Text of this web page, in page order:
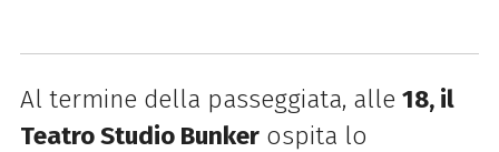
Al termine della passeggiata, alle 18, il
Teatro Studio Bunkerospita lo